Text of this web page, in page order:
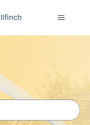
by